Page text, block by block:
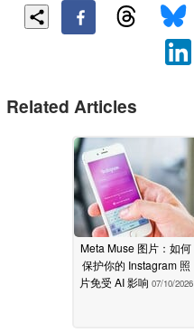
Related Articles
Meta Muse 图片：如何
保护你的 Instagram 照
片免受 AI 影响 07/10/2026